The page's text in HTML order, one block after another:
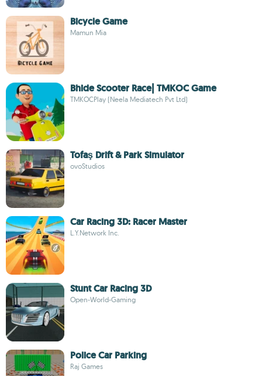
Bicycle Game
Mamun Mia
Bhide Scooter Race| TMKOC Game
TMKOCPlay (Neela Mediatech Pvt Ltd)
Tofaş Drift & Park Simulator
ovoStudios
Car Racing 3D: Racer Master
L.Y.Network Inc.
Stunt Car Racing 3D
Open-World-Gaming
Police Car Parking
Raj Games